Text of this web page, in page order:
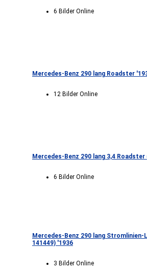
6 Bilder Online
Mercedes-Benz 290 lang Roadster
12 Bilder Online
Mercedes-Benz 290 lang 3,4 Roadster
6 Bilder Online
Mercedes-Benz 290 lang Stromlinien-
141449) '1936
3 Bilder Online